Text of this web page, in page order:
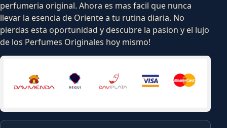
perfumeria original. Ahora es mas facil que nunca
llevar la esencia de Oriente a tu rutina diaria. No
pierdas esta oportunidad y descubre la pasion y el lujo
de los Perfumes Originales hoy mismo!